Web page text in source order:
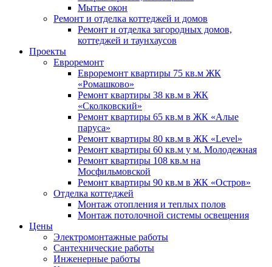
Мытье окон
Ремонт и отделка коттеджей и домов
Ремонт и отделка загородных домов,
коттеджей и таунхаусов
Проекты
Евроремонт
Евроремонт квартиры 75 кв.м ЖК
«Ромашково»
Ремонт квартиры 38 кв.м в ЖК
«Сколковский»
Ремонт квартиры 65 кв.м в ЖК «Алые
паруса»
Ремонт квартиры 80 кв.м в ЖК «Level»
Ремонт квартиры 60 кв.м у м. Молодежная
Ремонт квартиры 108 кв.м на
Мосфильмовской
Ремонт квартиры 90 кв.м в ЖК «Остров»
Отделка коттеджей
Монтаж отопления и теплых полов
Монтаж потолочной системы освещения
Цены
Электромонтажные работы
Сантехнические работы
Инженерные работы